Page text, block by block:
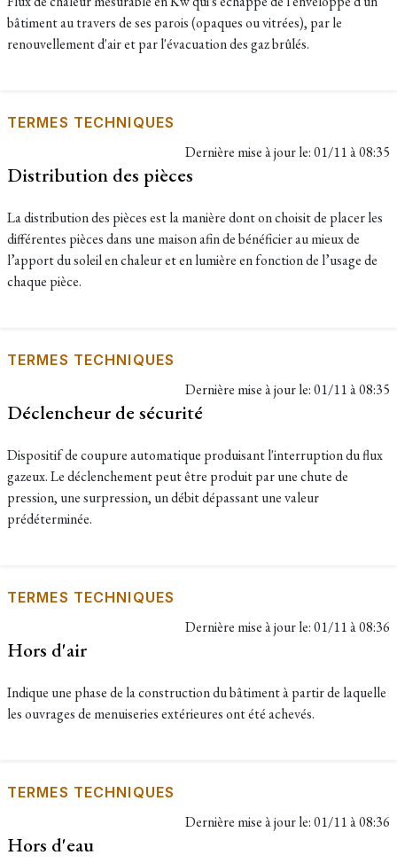
bâtiment au travers de ses parois (opaques ou vitrées), par le
renouvellement d'air et par l'évacuation des gaz brûlés.
TERMES TECHNIQUES
Dernière mise à jour le:01/11 à 08:35
Distribution des pièces
La distribution des pièces est la manière dont on choisit de placer les
différentes pièces dans une maison afin de bénéficier au mieux de
l’apport du soleil en chaleur et en lumière en fonction de l’usage de
chaque pièce.
TERMES TECHNIQUES
Dernière mise à jour le:01/11 à 08:35
Déclencheur de sécurité
Dispositif de coupure automatique produisant l'interruption du flux
gazeux. Le déclenchement peut être produit par une chute de
pression, une surpression, un débit dépassant une valeur
prédéterminée.
TERMES TECHNIQUES
Dernière mise à jour le:01/11 à 08:36
Hors d'air
Indique une phase de la construction du bâtiment à partir de laquelle
les ouvrages de menuiseries extérieures ont été achevés.
TERMES TECHNIQUES
Dernière mise à jour le:01/11 à 08:36
Hors d'eau